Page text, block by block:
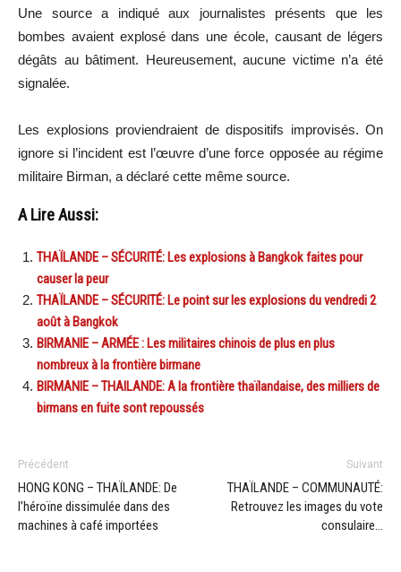
Une source a indiqué aux journalistes présents que les
bombes avaient explosé dans une école, causant de légers
dégâts au bâtiment. Heureusement, aucune victime n’a été
signalée.
Les explosions proviendraient de dispositifs improvisés. On
ignore si l’incident est l’œuvre d’une force opposée au régime
militaire Birman, a déclaré cette même source.
A Lire Aussi:
THAÏLANDE – SÉCURITÉ: Les explosions à Bangkok faites pour
causer la peur
THAÏLANDE – SÉCURITÉ: Le point sur les explosions du vendredi 2
août à Bangkok
BIRMANIE – ARMÉE : Les militaires chinois de plus en plus
nombreux à la frontière birmane
BIRMANIE – THAILANDE: A la frontière thaïlandaise, des milliers de
birmans en fuite sont repoussés
Précédent
HONG KONG – THAÏLANDE: De
l’héroïne dissimulée dans des
machines à café importées
Suivant
THAÏLANDE – COMMUNAUTÉ:
Retrouvez les images du vote
consulaire…